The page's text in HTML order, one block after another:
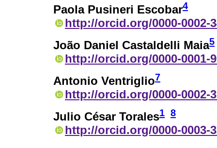
Paola Pusineri Escobar4
http://orcid.org/0000-0002-
João Daniel Castaldelli Maia5
http://orcid.org/0000-0001-
Antonio Ventriglio7
http://orcid.org/0000-0002-
Julio César Torales1 8
http://orcid.org/0000-0003-